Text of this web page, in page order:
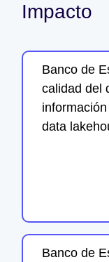
Impacto
Banco de
calidad del
data
Banco de